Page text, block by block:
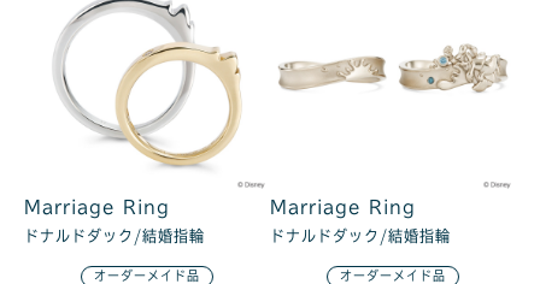
Marriage Ring
ドナルドダック/結婚指輪
オーダーメイド品
Marriage Ring
ドナルドダック/結婚指輪
オーダーメイド品